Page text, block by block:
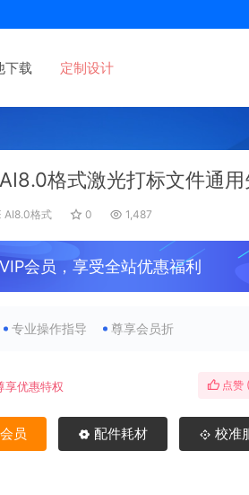
下载 定制设计
格式激光打标文件通用
AI8.0格式 0 1,487
会员，享受全站优惠福利
专业操作指导 尊享会员折
享优惠特权 点赞 (
员 配件耗材
校准